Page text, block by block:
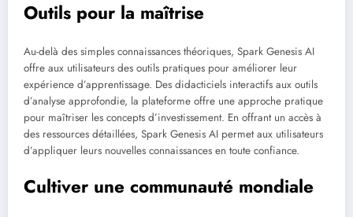
Outils pour la maîtrise
Au-delà des simples connaissances théoriques, Spark Genesis AI
offre aux utilisateurs des outils pratiques pour améliorer leur
expérience d’apprentissage. Des didacticiels interactifs aux outils
d’analyse approfondie, la plateforme offre une approche pratique
pour maîtriser les concepts d’investissement. En offrant un accès à
des ressources détaillées, Spark Genesis AI permet aux utilisateurs
d’appliquer leurs nouvelles connaissances en toute confiance.
Cultiver une communauté mondiale